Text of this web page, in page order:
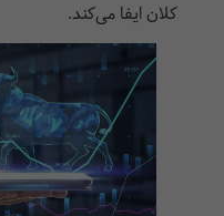
کلان ایفا می‌کند.